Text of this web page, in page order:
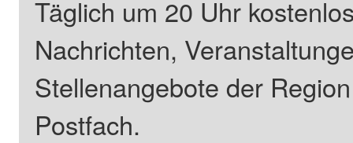
Täglich um 20 Uhr
Nachrichten,
Stellenangebote der
Postfach.